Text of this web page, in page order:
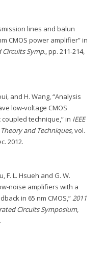
lines and balun
CMOS power amplifier” in
Symp., pp. 211-214,
and H. Wang, “Analysis
low-voltage CMOS
coupled technique,” in IEEE
and Techniques, vol.
2012.
F. L. Hsueh and G. W.
noise amplifiers with a
in 65 nm CMOS,”2011
Circuits Symposium,